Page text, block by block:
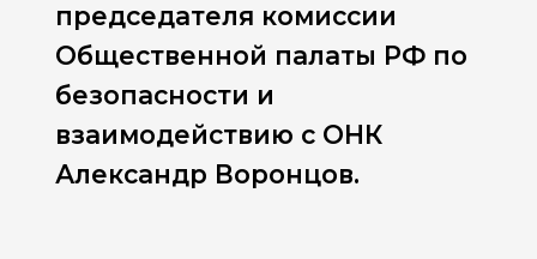
председателя комиссии
Общественной палаты РФ по
безопасности и
взаимодействию с ОНК
Александр Воронцов.